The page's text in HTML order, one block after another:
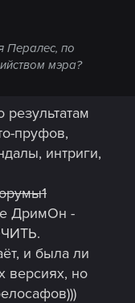
Пералес, по
мэра?
пруфов,
интриги,
ДримОн -
и была ли
версиях, но